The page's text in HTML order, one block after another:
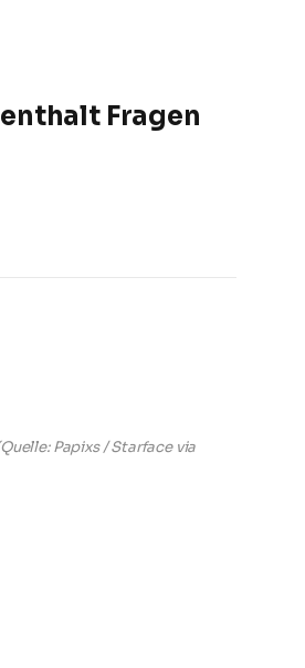
Fragen
Papixs / Starface via